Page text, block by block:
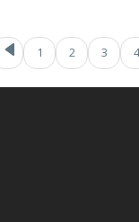
1 2 3 4